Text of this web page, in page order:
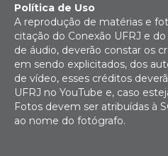
Política de Uso
A reprodução de matérias e
citação do Conexão UFRJ e
de áudio, deverão constar os
em sendo explicitados, dos
de vídeo, esses créditos
UFRJ no YouTube e, caso
Fotos devem ser atribuídas à
ao nome do fotógrafo.